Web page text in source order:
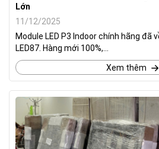
Lớn
11/12/2025
Module LED P3 Indoor chính hãng đã
LED87. Hàng mới 100%,...
Xem thêm